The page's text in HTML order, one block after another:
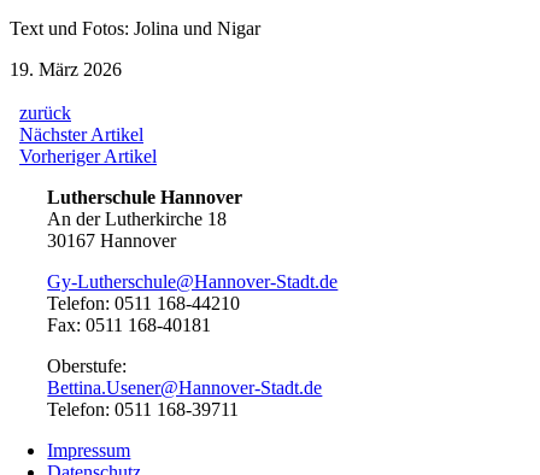
Text und Fotos: Jolina und Nigar
19. März 2026
zurück
Beitragsnavigation
Nächster Artikel
Artikel:
Vorheriger Artikel
Lutherschule Hannover
An der Lutherkirche 18
30167 Hannover
Gy-Lutherschule@Hannover-Stadt.de
Telefon: 0511 168-44210
Fax: 0511 168-40181
Oberstufe:
Bettina.Usener@Hannover-Stadt.de
Telefon: 0511 168-39711
Impressum